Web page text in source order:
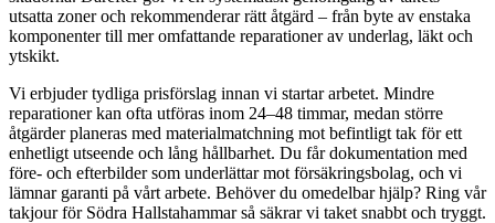
utsatta zoner och rekommenderar rätt åtgärd – från byte av enstaka
komponenter till mer omfattande reparationer av underlag, läkt och
ytskikt.
Vi erbjuder tydliga prisförslag innan vi startar arbetet. Mindre
reparationer kan ofta utföras inom 24–48 timmar, medan större
åtgärder planeras med materialmatchning mot befintligt tak för ett
enhetligt utseende och lång hållbarhet. Du får dokumentation med
före- och efterbilder som underlättar mot försäkringsbolag, och vi
lämnar garanti på vårt arbete. Behöver du omedelbar hjälp? Ring vår
takjour för Södra Hallstahammar så säkrar vi taket snabbt och tryggt.